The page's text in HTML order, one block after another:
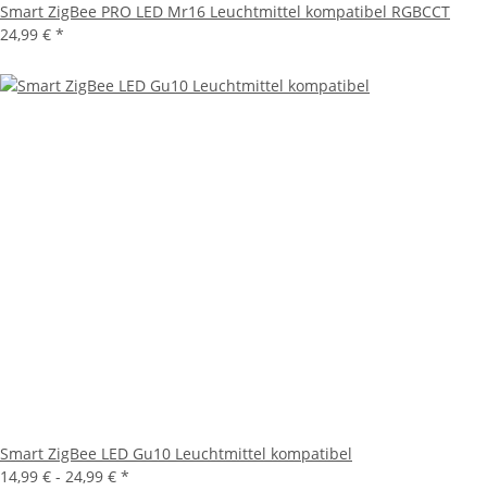
Smart ZigBee PRO LED Mr16 Leuchtmittel kompatibel RGBCCT
24,99 € *
Smart ZigBee LED Gu10 Leuchtmittel kompatibel
14,99 € - 24,99 € *